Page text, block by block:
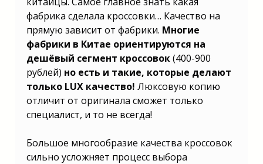
фабрика сделала кроссовки… Качество на
прямую зависит от фабрики. Многие
фабрики в Китае ориентируются на
дешёвый сегмент кроссовок(400-900
рублей) но есть и такие, которые делают
только LUX качество! Люксовую копию
отличит от оригинала сможет только
специалист, и то не всегда!
Большое многообразие качества кроссовок
сильно усложняет процесс выбора
| Какой малый бизнес открыть в 2025?
| Бизнес в России 2025 какой открыть?
| Какой бизнес открыть 2025 году в
России? | Какой бизнес можно открыть
в 2025 году? | Какой бизнес лучше
открыть в 2025 году? | Какой можно
открыть бизнес в 2025 году? | Какой
бизнес выгодно открыть в 2025 году?
| Какой лучше открыть бизнес в 2025
году? | Какой бизнес выгодно открыть
в 2025 году? | Какой малый бизнес
открыть в 2025?